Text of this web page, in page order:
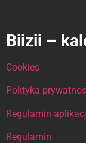
Biizii –
Cookies
Polityka
Regulamin
Regulamin